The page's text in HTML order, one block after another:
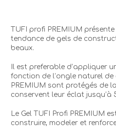
TUFI profi PREMIUM
tendance de gels de
beaux.
Il est preferable d’appliquer
fonction de l’ongle naturel de
PREMIUM sont protégés de
conservent leur éclat jusqu’à
Le Gel TUFI Profi PREMIUM
construire, modeler et